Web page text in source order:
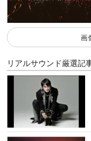
画
リアルサウンド厳選記